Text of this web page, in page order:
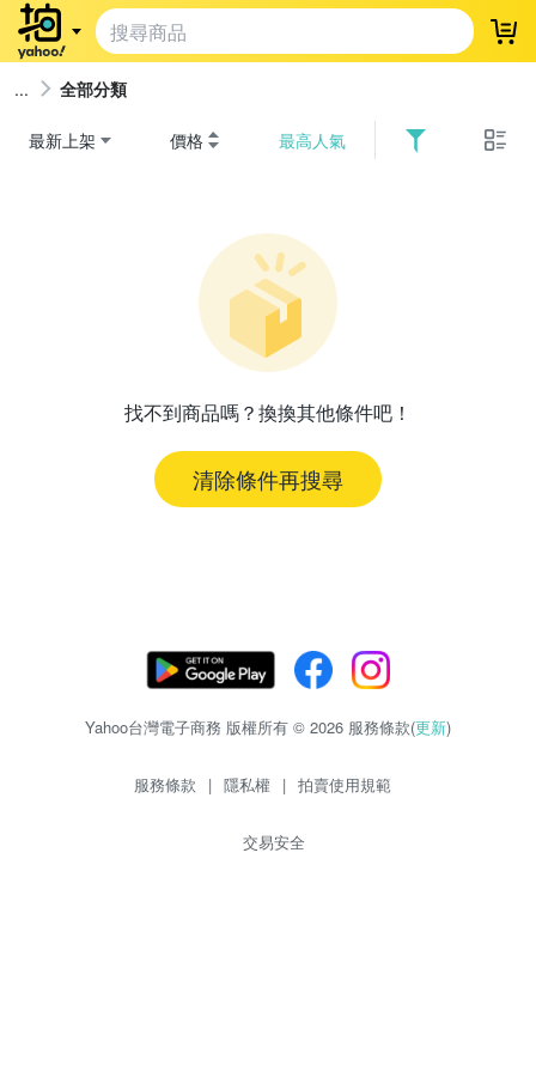
登
全部分類
最新上架 價格 最高人氣
找不到商品嗎？換換其他條件吧！
清除條件再搜尋
Yahoo台灣電子商務 版權所有 © 2026 服務條款(更新)
服務條款 | 隱私權 | 拍賣使用規範
交易安全